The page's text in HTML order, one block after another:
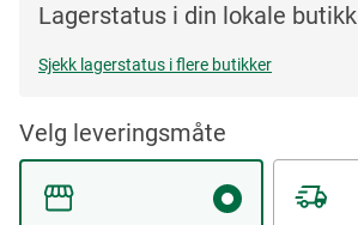
Lagerstatus i din lokale butikk
Sjekk lagerstatus i flere butikker
Velg leveringsmåte